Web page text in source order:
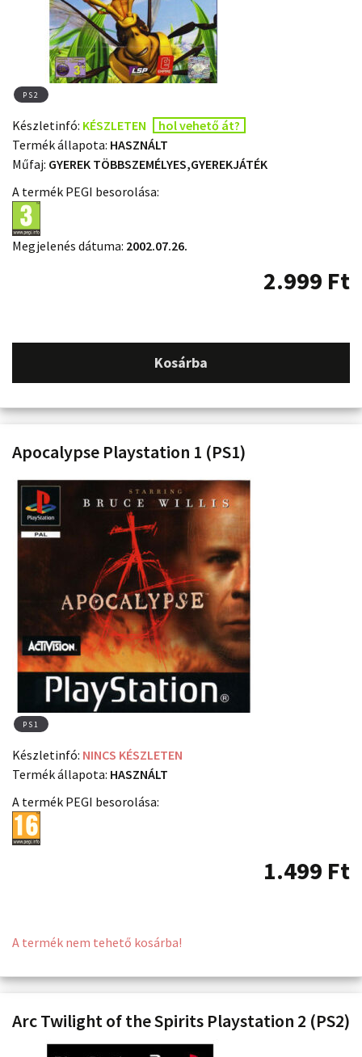
PS2
Készletinfó: KÉSZLETEN
hol vehető át?
Termék állapota: HASZNÁLT
Műfaj: GYEREK TÖBBSZEMÉLYES,GYEREKJÁTÉK
A termék PEGI besorolása:
Megjelenés dátuma: 2002.07.26.
2.999 Ft
Kosárba
Apocalypse Playstation 1 (PS1)
PS1
Készletinfó: NINCS KÉSZLETEN
Termék állapota: HASZNÁLT
A termék PEGI besorolása:
1.499 Ft
A termék nem tehető kosárba!
Arc Twilight of the Spirits Playstation 2 (PS2)